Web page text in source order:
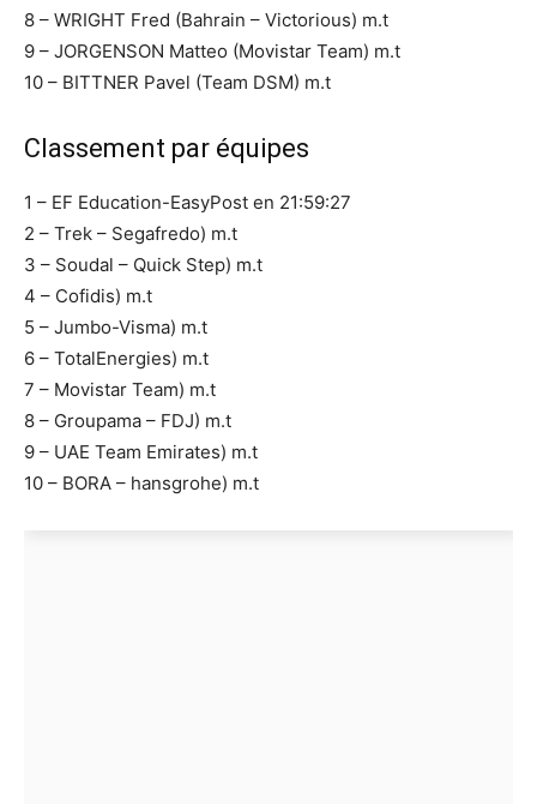
8 – WRIGHT Fred (Bahrain – Victorious) m.t
9 – JORGENSON Matteo (Movistar Team) m.t
10 – BITTNER Pavel (Team DSM) m.t
Classement par équipes
1 – EF Education-EasyPost en 21:59:27
2 – Trek – Segafredo) m.t
3 – Soudal – Quick Step) m.t
4 – Cofidis) m.t
5 – Jumbo-Visma) m.t
6 – TotalEnergies) m.t
7 – Movistar Team) m.t
8 – Groupama – FDJ) m.t
9 – UAE Team Emirates) m.t
10 – BORA – hansgrohe) m.t